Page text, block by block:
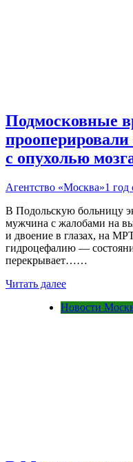
Подмосковные
прооперировали
с опухолью
Агентство «Москва»1 год
В Подольскую больницу
мужчина с жалобами на
и двоение в глазах, на
гидроцефалию —
перекрывает……
Читать далее
Новости